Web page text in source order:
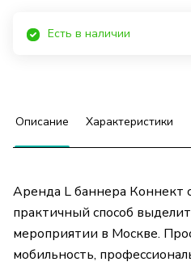
Есть в наличии
Описание Характеристики
Аренда L баннера Коннект
практичный способ
мероприятии в Москве.
мобильность,